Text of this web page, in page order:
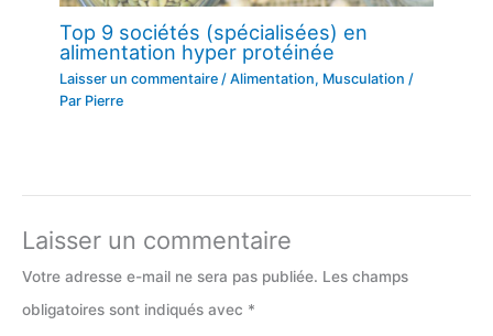
Top 9 sociétés (spécialisées) en
alimentation hyper protéinée
Laisser un commentaire /Alimentation, Musculation /
Par Pierre
Laisser un commentaire
Votre adresse e-mail ne sera pas publiée. Les champs
obligatoires sont indiqués avec *